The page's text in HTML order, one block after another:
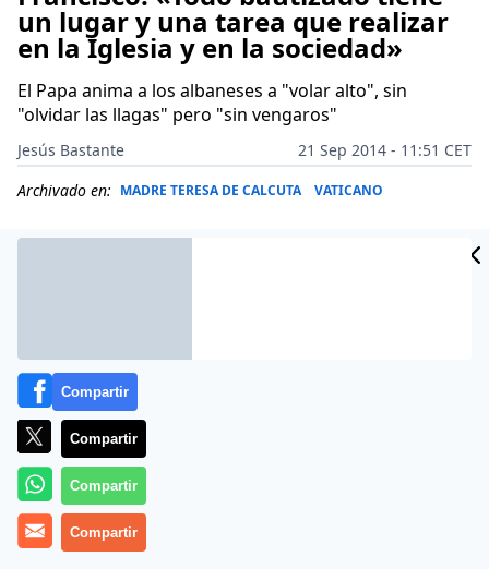
un lugar y una tarea que realizar
en la Iglesia y en la sociedad»
El Papa anima a los albaneses a "volar alto", sin
"olvidar las llagas" pero "sin vengaros"
Jesús Bastante
21 Sep 2014 - 11:51 CET
Archivado en: MADRE TERESA DE CALCUTA VATICANO
(Jesús Bastante).- «El Señor envía a todo bautizado a
Compartir
Compartir
Compartir
Compartir